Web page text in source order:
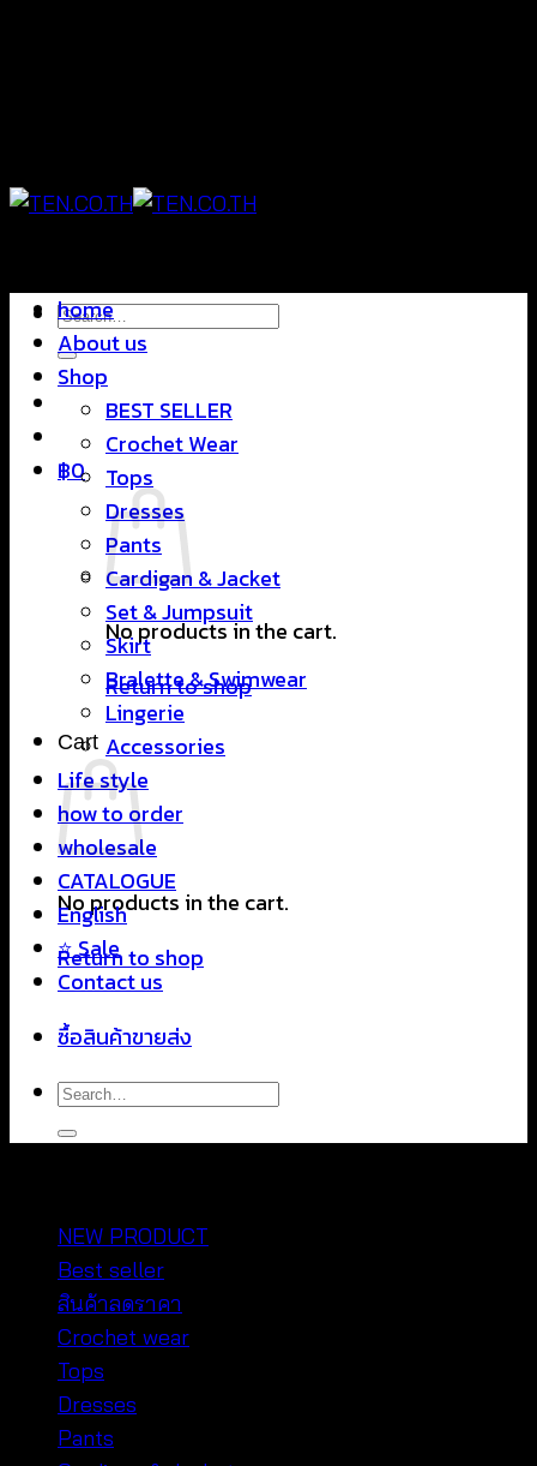
Search
for:
฿0
No products in the cart.
Return to shop
Cart
No products in the cart.
Return to shop
home
About us
Shop
BEST SELLER
Crochet Wear
Tops
Dresses
Pants
Cardigan & Jacket
Set & Jumpsuit
Skirt
Bralette & Swimwear
Lingerie
Accessories
Life style
how to order
wholesale
CATALOGUE
English
⭐ Sale
Contact us
ซื้อสินค้าขายส่ง
Search
for:
NEW PRODUCT
Best seller
สินค้าลดราคา
Crochet wear
Tops
Dresses
Pants